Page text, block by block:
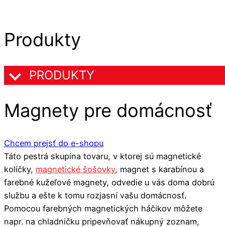
Produkty
PRODUKTY
Magnety pre domácnosť
Chcem prejsť do e-shopu
Táto pestrá skupina tovaru, v ktorej sú magnetické
kolíčky, magnetické šošovky, magnet s karabínou a
farebné kužeľové magnety, odvedie u vás doma dobrú
službu a ešte k tomu rozjasní vašu domácnosť.
Pomocou farebných magnetických háčikov môžete
napr. na chladničku pripevňovať nákupný zoznam,